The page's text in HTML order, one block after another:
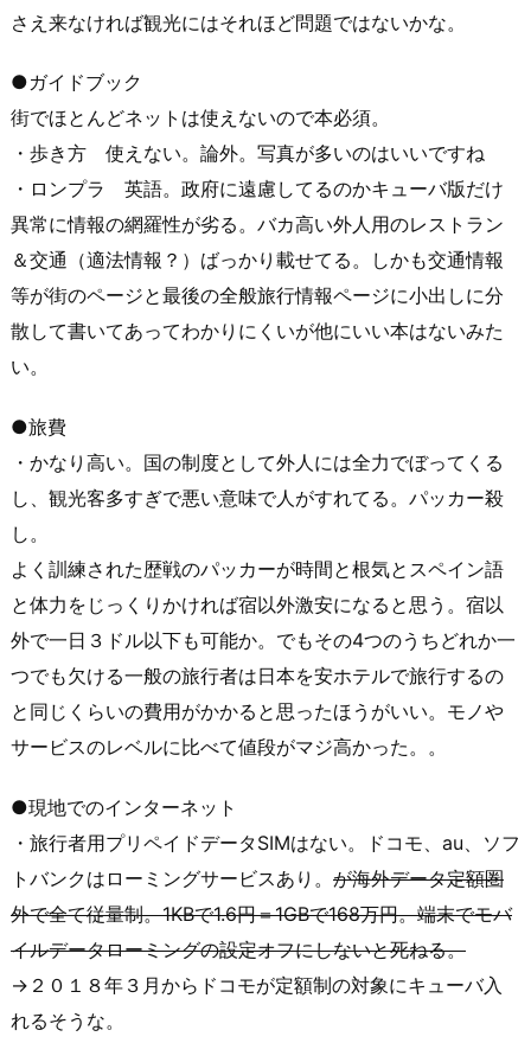
さえ来なければ観光にはそれほど問題ではないかな。
●ガイドブック
街でほとんどネットは使えないので本必須。
・歩き方 使えない。論外。写真が多いのはいいですね
・ロンプラ 英語。政府に遠慮してるのかキューバ版だけ
異常に情報の網羅性が劣る。バカ高い外人用のレストラン
＆交通（適法情報？）ばっかり載せてる。しかも交通情報
等が街のページと最後の全般旅行情報ページに小出しに分
散して書いてあってわかりにくいが他にいい本はないみた
い。
●旅費
・かなり高い。国の制度として外人には全力でぼってくる
し、観光客多すぎで悪い意味で人がすれてる。パッカー殺
し。
よく訓練された歴戦のパッカーが時間と根気とスペイン語
と体力をじっくりかければ宿以外激安になると思う。宿以
外で一日３ドル以下も可能か。でもその4つのうちどれか一
つでも欠ける一般の旅行者は日本を安ホテルで旅行するの
と同じくらいの費用がかかると思ったほうがいい。モノや
サービスのレベルに比べて値段がマジ高かった。。
●現地でのインターネット
・旅行者用プリペイドデータSIMはない。ドコモ、au、ソフ
トバンクはローミングサービスあり。 が海外データ定額圏
外で全て従量制。1KBで1.6円＝1GBで168万円。端末でモバ
イルデータローミングの設定オフにしないと死ねる。
→２０１８年３月からドコモが定額制の対象にキューバ入
れるそうな。